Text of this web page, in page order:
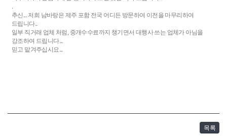
.
추신... 저희 남바랑은 제주 포함 전국 어디든 방문하여 이전을 마무리하여
드립니다..
일부 직거래 업체 처럼, 중개수수료까지 챙기면서 대행사 쓰는 업체가 아님을
강조하여 드립니다...
믿고 맡겨주십시요...
목록